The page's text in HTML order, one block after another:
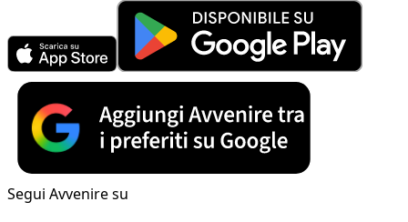
Segui Avvenire su